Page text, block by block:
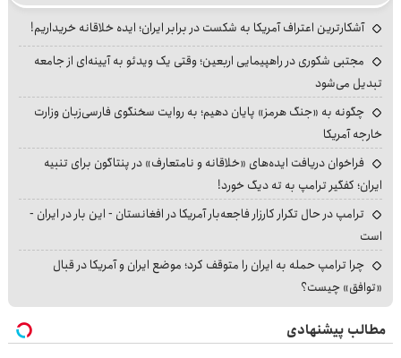
آشکارترین اعتراف آمریکا به شکست در برابر ایران؛ ایده خلاقانه خریداریم!
مجتبی شکوری در راهپیمایی اربعین؛ وقتی یک ویدئو به آیینه‌ای از جامعه
تبدیل می‌شود
چگونه به «جنگ هرمز» پایان دهیم؛ به روایت سخنگوی فارسی‌زبان وزارت
خارجه آمریکا
فراخوان دریافت ایده‌های «خلاقانه و نامتعارف» در پنتاگون برای تنبیه
ایران؛ کفگیر ترامپ به ته دیگ خورد!
ترامپ در حال تکرار کارزار فاجعه‌بار آمریکا در افغانستان - این بار در ایران -
است
چرا ترامپ حمله به ایران را متوقف کرد؛ موضع ایران و آمریکا در قبال
«توافق» چیست؟
مطالب پیشنهادی